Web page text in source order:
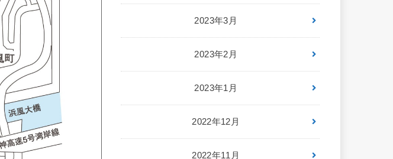
2023年3月
2023年2月
2023年1月
2022年12月
2022年11月